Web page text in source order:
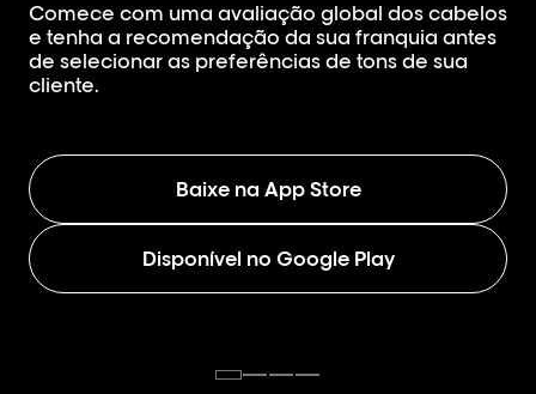
Comece com uma avaliação global dos cabelos
e tenha a recomendação da sua franquia antes
de selecionar as preferências de tons de sua
cliente.
Baixe na App Store
Disponível no Google Play